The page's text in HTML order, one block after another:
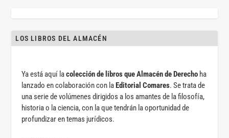
LOS LIBROS DEL ALMACÉN
Ya está aquí lacolección de libros que Almacén de Derecho ha
lanzado en colaboración con la Editorial Comares. Se trata de
una serie de volúmenes dirigidos a los amantes de la filosofía,
historia o la ciencia, con la que tendrán la oportunidad de
profundizar en temas jurídicos.